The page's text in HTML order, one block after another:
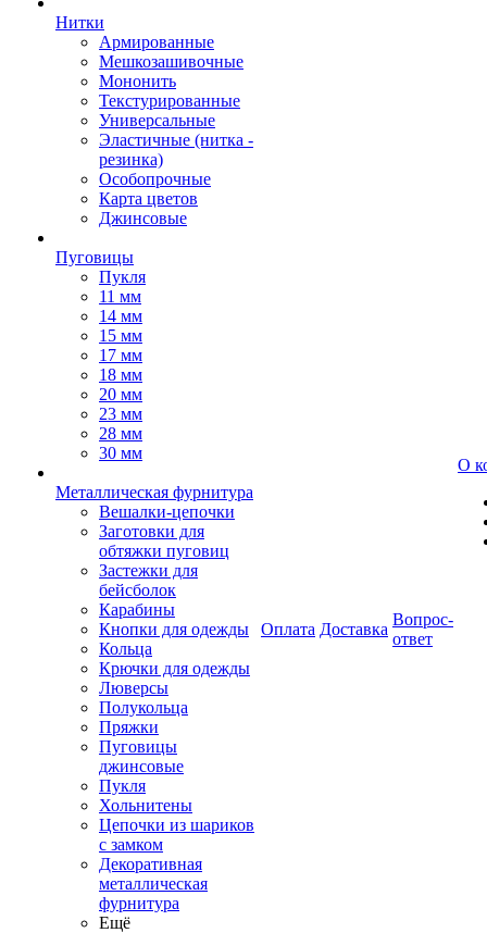
Нитки
Армированные
Мешкозашивочные
Мононить
Текстурированные
Универсальные
Эластичные (нитка -
резинка)
Особопрочные
Карта цветов
Джинсовые
Пуговицы
Пукля
11 мм
14 мм
15 мм
17 мм
18 мм
20 мм
23 мм
28 мм
30 мм
Металлическая фурнитура
Вешалки-цепочки
Заготовки для
обтяжки пуговиц
Застежки для
бейсболок
Карабины
Кнопки для одежды
Кольца
Крючки для одежды
Люверсы
Полукольца
Пряжки
Пуговицы
джинсовые
Пукля
Хольнитены
Цепочки из шариков
с замком
Декоративная
металлическая
фурнитура
Ещё
Оплата Доставка
Вопрос-
ответ
О